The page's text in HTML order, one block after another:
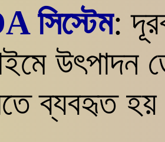
সিস্টেম:
উৎপাদন
ব্যবহৃত